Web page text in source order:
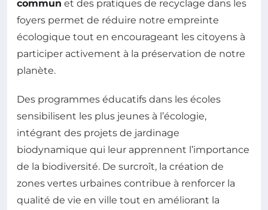
commun et des pratiques de recyclage dans les
foyers permet de réduire notre empreinte
écologique tout en encourageant les citoyens à
participer activement à la préservation de notre
planète.
Des programmes éducatifs dans les écoles
sensibilisent les plus jeunes à l’écologie,
intégrant des projets de jardinage
biodynamique qui leur apprennent l’importance
de la biodiversité. De surcroît, la création de
zones vertes urbaines contribue à renforcer la
qualité de vie en ville tout en améliorant la